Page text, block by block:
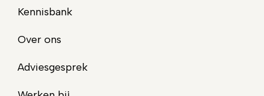
Kennisbank
Over ons
Adviesgesprek